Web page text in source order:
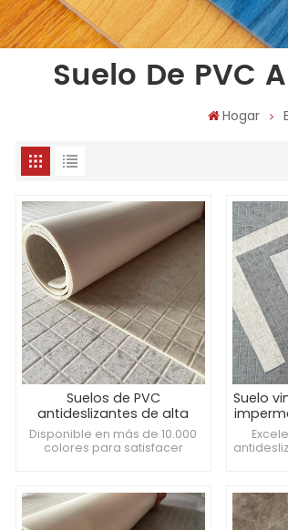
Suelo De PVC
Hogar
Suelos de PVC
antideslizantes de alta
calidad de 3 mm de
espesor
Disponible en más de 10.000
colores para satisfacer
fácilmente, fácil de limpiar.
Inhibe el crecimiento de
Suelo
limpio